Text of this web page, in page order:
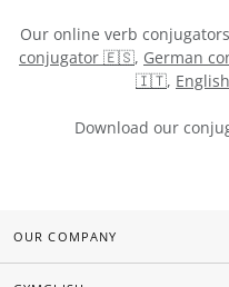
Our online verb
conjugator 🇪🇸, German
🇮🇹,
Download our
OUR COMPANY